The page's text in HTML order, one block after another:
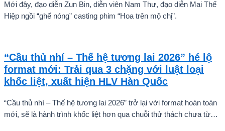
Mới đây, đạo diễn Zun Bin, diễn viên Nam Thư, đạo diễn Mai Thế
Hiệp ngồi “ghế nóng” casting phim “Hoa trên mộ chị”.
“Cầu thủ nhí – Thế hệ tương lai 2026” hé lộ
format mới: Trải qua 3 chặng với luật loại
khốc liệt, xuất hiện HLV Hàn Quốc
“Cầu thủ nhí – Thế hệ tương lai 2026” trở lại với format hoàn toàn
mới, sẽ là hành trình khốc liệt hơn qua chuỗi thử thách chưa từng